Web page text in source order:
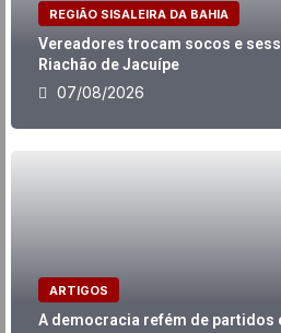
REGIÃO SISALEIRA DA BAHIA
Vereadores trocam socos e
Riachão de Jacuípe
07/08/2026
ARTIGOS
A democracia refém de partidos